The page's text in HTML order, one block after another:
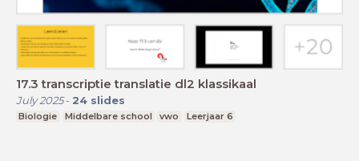
17.3 transcriptie translatie dl2 klassikaal
July 2025- 24 slides
Biologie Middelbare school vwo Leerjaar 6